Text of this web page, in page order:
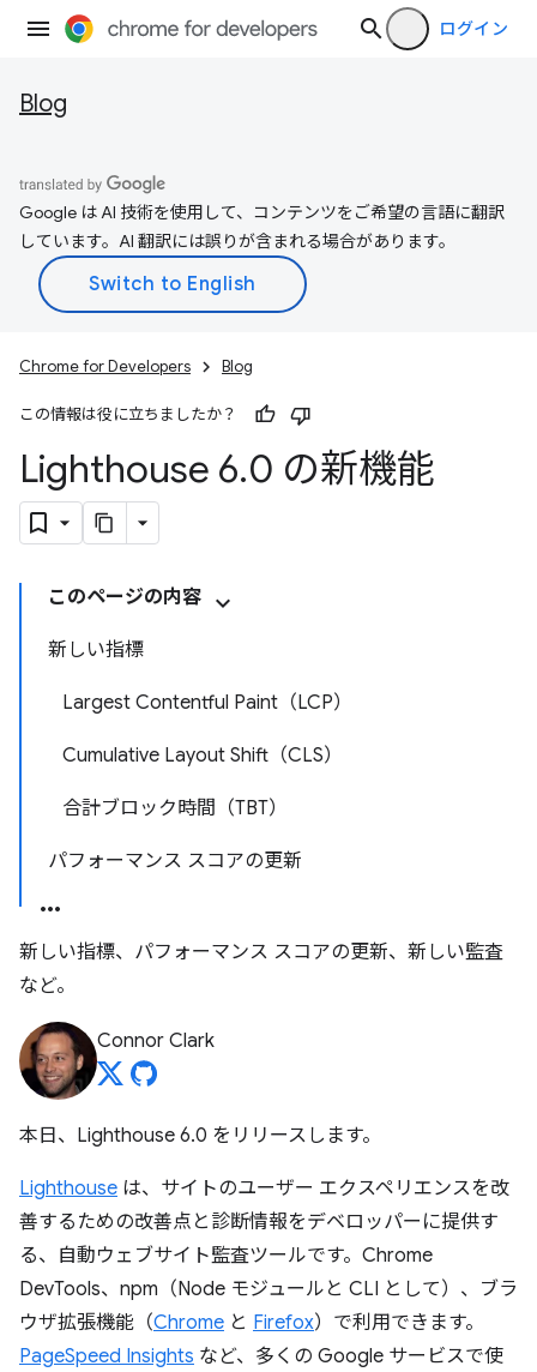
ログイン
Blog
Google は AI 技術を使用して、コンテンツをご希望の言語に翻訳
しています。AI 翻訳には誤りが含まれる場合があります。
Chrome for Developers Blog
この情報は役に立ちましたか？
Lighthouse 6.0 の新機能
このページの内容
新しい指標
Largest Contentful Paint（LCP）
Cumulative Layout Shift（CLS）
合計ブロック時間（TBT）
パフォーマンス スコアの更新
新しい指標、パフォーマンス スコアの更新、新しい監査
など。
Connor Clark
本日、Lighthouse 6.0 をリリースします。
Lighthouse は、サイトのユーザー エクスペリエンスを改
善するための改善点と診断情報をデベロッパーに提供す
る、自動ウェブサイト監査ツールです。Chrome
DevTools、npm（Node モジュールと CLI として）、ブラ
ウザ拡張機能（Chrome と Firefox）で利用できます。
PageSpeed Insights など、多くの Google サービスで使